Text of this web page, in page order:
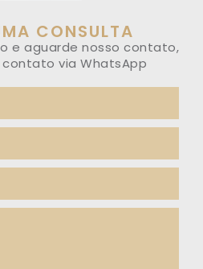
CONSULTA
e aguarde nosso contato,
via WhatsApp